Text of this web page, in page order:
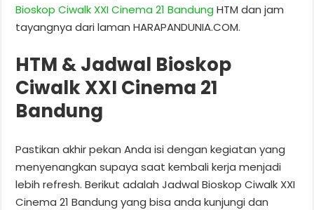
Bioskop Ciwalk XXI Cinema 21 Bandung HTM dan jam
tayangnya dari laman HARAPANDUNIA.COM.
HTM & Jadwal Bioskop
Ciwalk XXI Cinema 21
Bandung
Pastikan akhir pekan Anda isi dengan kegiatan yang
menyenangkan supaya saat kembali kerja menjadi
lebih refresh. Berikut adalah Jadwal Bioskop Ciwalk XXI
Cinema 21 Bandung yang bisa anda kunjungi dan